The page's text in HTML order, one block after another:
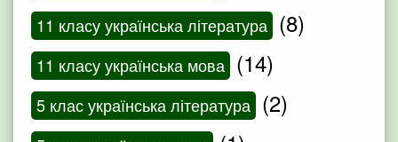
11 класу українська література (8)
11 класу українська мова (14)
5 клас українська література (2)